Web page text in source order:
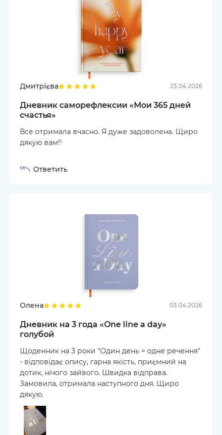
Дмитрієва 23.04.2026
Дневник саморефлексии «Мои 365 дней
счастья»
Все отримала вчасно. Я дуже задоволена. Щиро
дякую вам!!
Ответить
Олена 03.04.2026
Дневник на 3 года «One line a day»
голубой
Щоденник на 3 роки "Один день = одне речення"
- відповідає опису, гарна якість, приємний на
дотик, нічого зайвого. Швидка відправа.
Замовила, отримала наступного дня. Щиро
дякую.